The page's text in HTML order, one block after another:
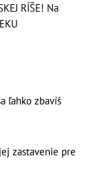
RÍŠE! Na
ľahko zbavíš
zastavenie pre